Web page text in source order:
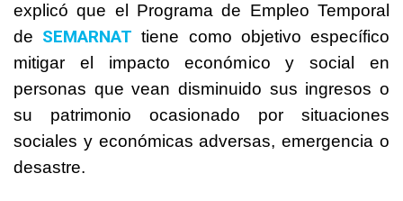
explicó que el Programa de Empleo Temporal
de SEMARNAT tiene como objetivo específico
mitigar el impacto económico y social en
personas que vean disminuido sus ingresos o
su patrimonio ocasionado por situaciones
sociales y económicas adversas, emergencia o
desastre.